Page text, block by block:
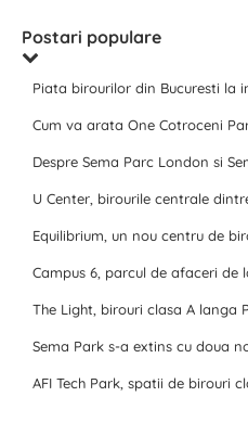
Postari populare
Piata birourilor din Bucuresti la
Cum va arata One Cotroceni
Despre Sema Parc London si
U Center, birourile centrale
Equilibrium, un nou centru de
Campus 6, parcul de afaceri de
The Light, birouri clasa A langa
Sema Park s-a extins cu doua
AFI Tech Park, spatii de birouri